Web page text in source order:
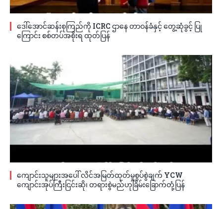
ဒေါ်အောင်ဆန်းစုကြည်ကို ICRC ဌာနေ တာဝန်ခံနှင့် တွေ့ဆုံခွင့် ပြု
ကြောင်း စစ်တပ်အစိုးရ ထုတ်ပြန်
ကျောင်းသူများအပေါ် လိင်အမြတ်ထုတ်မှုစွပ်စွဲချက် YCW
ကျောင်းအုပ်ကြီးငြင်းဆို၊ တရားစွဲမည်ဟုခြိမ်းခြောက်တုံ့ပြန်